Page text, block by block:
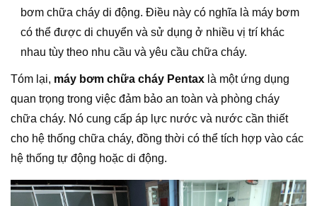
bơm chữa cháy di động. Điều này có nghĩa là máy bơm
có thể được di chuyển và sử dụng ở nhiều vị trí khác
nhau tùy theo nhu cầu và yêu cầu chữa cháy.
Tóm lại, máy bơm chữa cháy Pentax là một ứng dụng
quan trọng trong việc đảm bảo an toàn và phòng cháy
chữa cháy. Nó cung cấp áp lực nước và nước cần thiết
cho hệ thống chữa cháy, đồng thời có thể tích hợp vào các
hệ thống tự động hoặc di động.